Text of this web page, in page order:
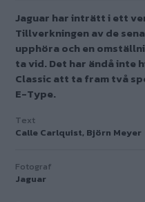
Jaguar har inträtt i ett
Tillverkningen av de
upphöra och en
ta vid. Det har ändå inte
Classic att ta fram två
E-Type.
Text
Calle Carlquist, Björn Meyer
Fotograf
Jaguar